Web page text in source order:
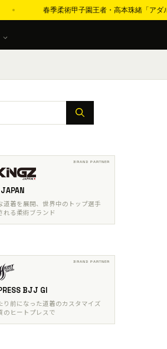
柔術甲子園王者・高本珠緒「アダルト青帯で世
道着を展開、世界中のトップ選手
れる柔術ブランド
BJJ GI
り前になった道着のカスタマイズ
のヒートプレスで